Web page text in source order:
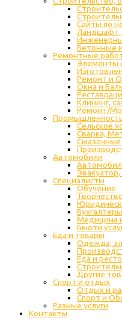
Сайты по
Ландшафт,
Бетонные
Ремонтные
Элементы
Ремонт и
Окна и
Клининг,
Ремонт/
Промышленность
Cельское
Сварка,
Автомобили
Специалисты
Обучение
Творчество
Медицина
Бьюти
Еда и товары
Одежда,
Еда и
Другие
Спорт и отдых
Отдых и
Спорт и
Разные услуги
Контакты